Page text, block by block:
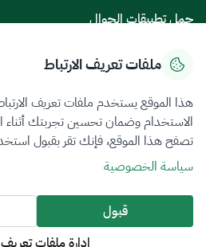
حمل تطبيقات الجوال
سياسة الخصوصيةشروط الاستخدامخريطة
جميع الحقوق محفوظة 2026 © ZATCA.GOV.SA
تم تطويره وصيانته بواسطة هيئة الزكاة والضريبة
آخر تحديث للموقع في
ملفات تعريف الارتباط
هذا الموقع يستخدم ملفات تعريف
الاستخدام وضمان تحسين تجربتك أثناء
تصفح هذا الموقع، فإنك تقر بقبول
سياسة الخصوصية
قبول
إدارة ملفات تعريف